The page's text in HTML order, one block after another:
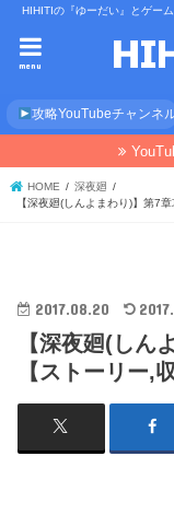
HIHITIの『ゆーだい』とゲー
menu
攻略YouTubeチャンネ
HOME
深夜廻
【深夜廻(しんよまわり)】第7
2017.08.20
【深夜廻(しん
【ストーリー,